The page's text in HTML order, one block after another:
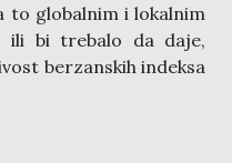
to globalnim i lokalnim
ili bi trebalo da daje,
berzanskih indeksa